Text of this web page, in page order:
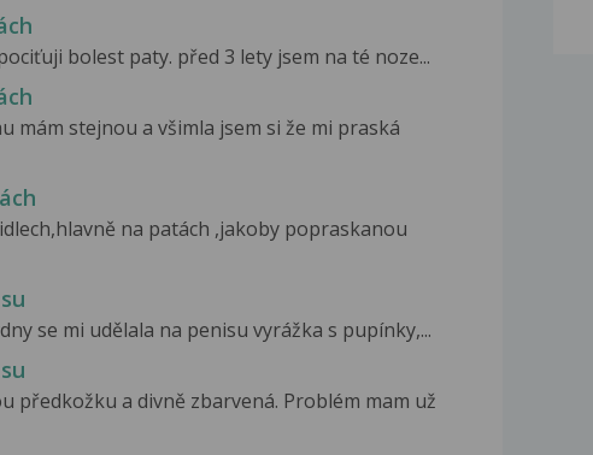
bolest paty. před 3 lety jsem na té noze...
mám stejnou a všimla jsem si že mi praská
na patách ,jakoby popraskanou
se mi udělala na penisu vyrážka s pupínky,...
předkožku a divně zbarvená. Problém mam už